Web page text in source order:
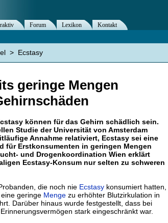
geringe Mengen
können für das Gehirn schädlich sein.
Studie der Universität von Amsterdam
Annahme relativiert, Ecstasy sei eine
für Erstkonsumenten in geringen Mengen
und Drogenkoordination Wien erklärt
Ecstasy-Konsum nur selten zu schweren
die noch nie Ecstasy konsumiert hatten,
geringe Menge zu erhöhter Blutzirkulation in
Darüber hinaus wurde festgestellt, dass bei
stark eingeschränkt war.
Forum Lexikon
Kontakt
> Ecstasy